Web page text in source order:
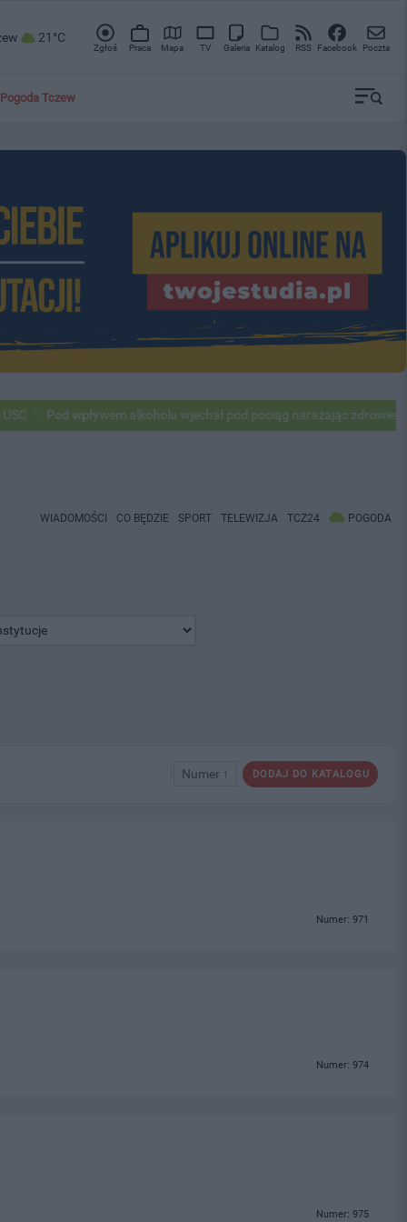
21°C
Zgłoś Praca Mapa TV Galeria Katalog RSS Facebook Poczta
Pogoda Tczew
wpływem alkoholu wjechał pod pociąg narażając zdrowie i życie
WIADOMOŚCI CO BĘDZIE SPORT TELEWIZJA TCZ24 POGODA
DODAJ DO KATALOGU
Numer ↑
Numer: 971
Numer: 974
Numer: 975